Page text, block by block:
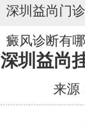
深圳益尚门
癜风诊断有
深圳益尚
来源